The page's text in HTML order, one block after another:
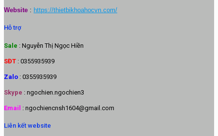
Website : https://thietbikhoahocvn.com/
Hỗ trợ
Sale : Nguyễn Thị Ngọc Hiền
SĐT : 0355935939
Zalo : 0355935939
Skype : ngochien.ngochien3
Email : ngochiencnsh1604@gmail.com
Liên kết website